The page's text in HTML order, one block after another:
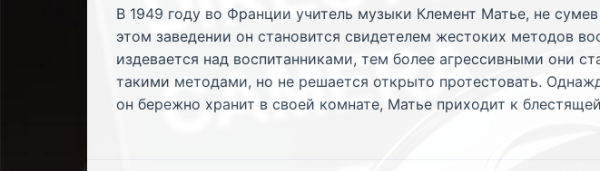
В 1949 году во Франции учитель музыки Клемент Матье, не
этом заведении он становится свидетелем жестоких методов
издевается над воспитанниками, тем более агрессивными они
такими методами, но не решается открыто протестовать.
он бережно хранит в своей комнате, Матье приходит к